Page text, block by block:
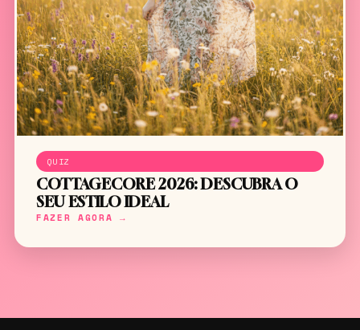
QUIZ
COTTAGECORE 2026: DESCUBRA O
SEU ESTILO IDEAL
FAZER AGORA →